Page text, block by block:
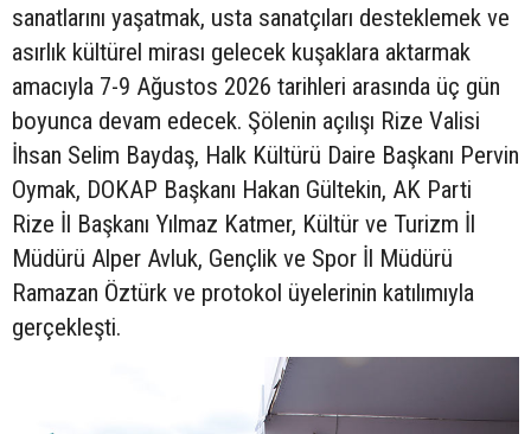
sanatlarını yaşatmak, usta sanatçıları desteklemek ve
asırlık kültürel mirası gelecek kuşaklara aktarmak
amacıyla 7-9 Ağustos 2026 tarihleri arasında üç gün
boyunca devam edecek. Şölenin açılışı Rize Valisi
İhsan Selim Baydaş, Halk Kültürü Daire Başkanı Pervin
Oymak, DOKAP Başkanı Hakan Gültekin, AK Parti
Rize İl Başkanı Yılmaz Katmer, Kültür ve Turizm İl
Müdürü Alper Avluk, Gençlik ve Spor İl Müdürü
Ramazan Öztürk ve protokol üyelerinin katılımıyla
gerçekleşti.